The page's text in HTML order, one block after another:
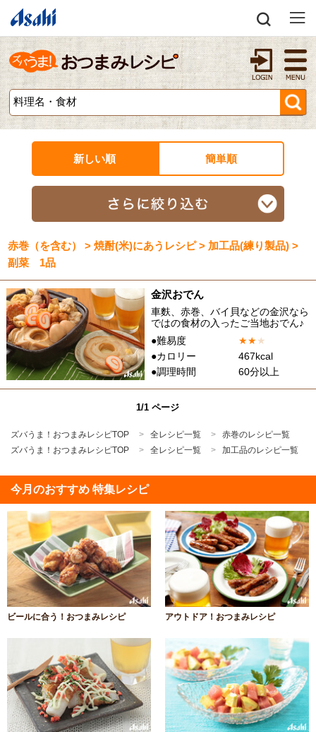
新しい順 簡単順
赤巻（を含む） > 焼酎(米)にあうレシピ > 加工品(練り製品) >
副菜 1品
金沢おでん
車麩、赤巻、バイ貝などの金沢なら
ではの食材の入ったご当地おでん♪
●難易度
★★★
●カロリー
467kcal
●調理時間
60分以上
1/1 ページ
ズバうま！おつまみレシピTOP 全レシピ一覧
赤巻のレシピ一覧
ズバうま！おつまみレシピTOP
全レシピ一覧 加工品のレシピ一覧
今月のおすすめ 特集レシピ
ビールに合う！おつまみレシピ アウトドア！おつまみレシピ